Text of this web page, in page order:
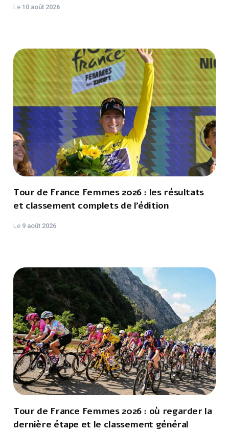
Le 10 août 2026
Tour de France Femmes 2026 : les résultats
et classement complets de l’édition
Le 9 août 2026
Tour de France Femmes 2026 : où regarder la
dernière étape et le classement général